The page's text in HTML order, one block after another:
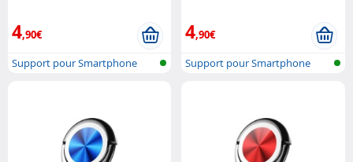
4,90€
Support pour Smartphone
4,90€
Support pour Smartphone